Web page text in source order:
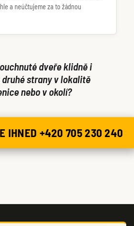
a neúčtujeme za to žádnou
dveře klidně i
strany v lokalitě
nebo v okolí?
IHNED +420 705 230 240